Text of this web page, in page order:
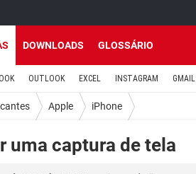
DOWNLOADS GLOSSÁRIO
OUTLOOK EXCEL INSTAGRAM GMAIL
Apple iPhone
uma captura de tela